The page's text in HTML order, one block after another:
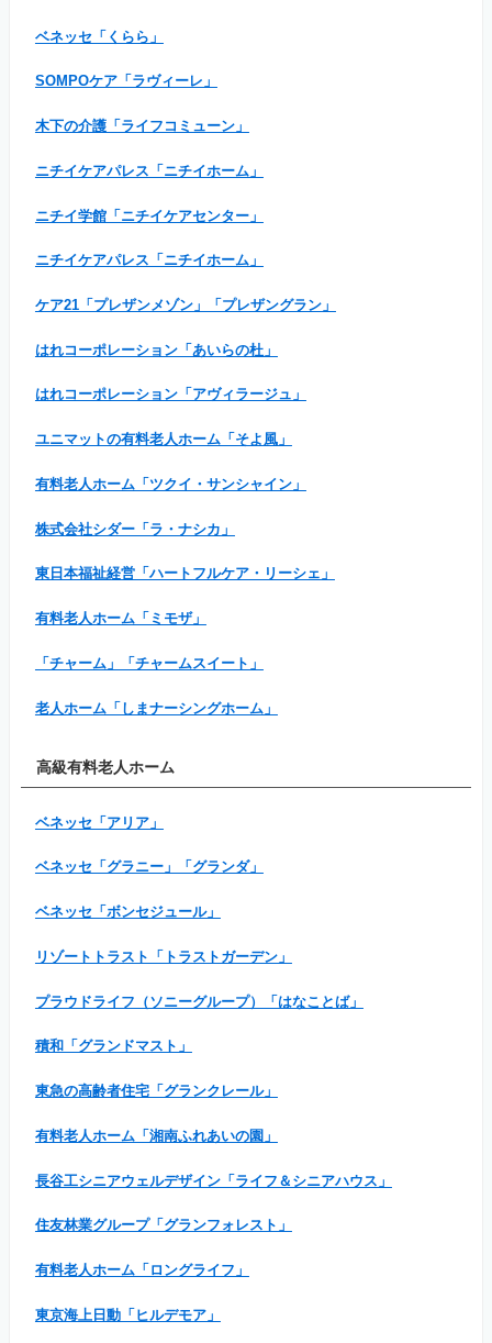
ベネッセ「くらら」
SOMPOケア「ラヴィーレ」
木下の介護「ライフコミューン」
ニチイケアパレス「ニチイホーム」
ニチイ学館「ニチイケアセンター」
ニチイケアパレス「ニチイホーム」
ケア21「プレザンメゾン」「プレザングラン」
はれコーポレーション「あいらの杜」
はれコーポレーション「アヴィラージュ」
ユニマットの有料老人ホーム「そよ風」
有料老人ホーム「ツクイ・サンシャイン」
株式会社シダー「ラ・ナシカ」
東日本福祉経営「ハートフルケア・リーシェ」
有料老人ホーム「ミモザ」
「チャーム」「チャームスイート」
老人ホーム「しまナーシングホーム」
高級有料老人ホーム
ベネッセ「アリア」
ベネッセ「グラニー」「グランダ」
ベネッセ「ボンセジュール」
リゾートトラスト「トラストガーデン」
プラウドライフ（ソニーグループ）「はなことば」
積和「グランドマスト」
東急の高齢者住宅「グランクレール」
有料老人ホーム「湘南ふれあいの園」
長谷工シニアウェルデザイン「ライフ＆シニアハウス」
住友林業グループ「グランフォレスト」
有料老人ホーム「ロングライフ」
東京海上日動「ヒルデモア」